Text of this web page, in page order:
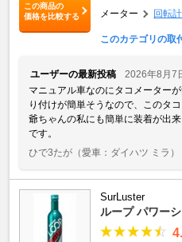
この商品の
価格を比較する
メーター 回転
このカテゴリの取
ユーザーの最新投稿
2026年8月7
マニュアル車なのにタコメーター
り付けが簡単そうなので、このタ
爺ちゃんの私にも簡単に装着が出
です。
ひで3たが （愛車：ダイハツ ミラ）
SurLuster
ループ パワー